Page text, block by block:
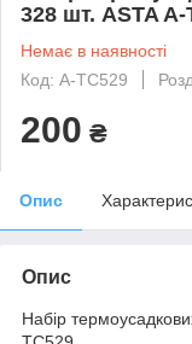
328 шт. ASTA A-
Немає в наявності
Код: A-TC529
200 ₴
Опис
Опис
Набір